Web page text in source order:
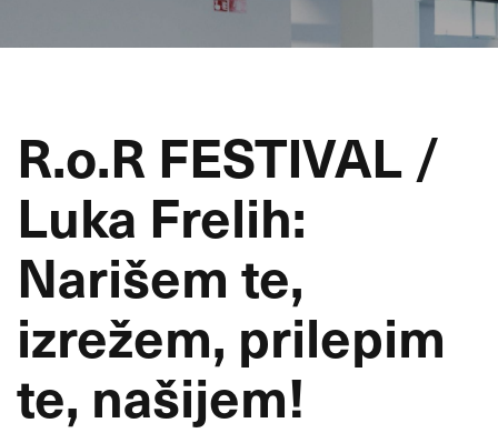
R.o.R FESTIVAL /
Luka Frelih:
Narišem te,
izrežem, prilepim
te, našijem!